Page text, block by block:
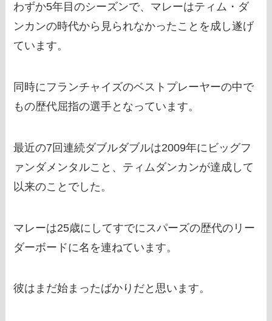
わずか5年目のシーズンで、マレーはティム・ダ
ンカンの時代から見られなかったことを成し遂げ
ています。
同時にフランチャイズのベストプレーヤーの中で
もの歴代屈指の選手となっています。
最近の7回連続ダブルダブルは2009年にビッグフ
ァンダメンタルこと、ティムダンカンが達成して
以来のことでした。
マレーは25歳にしてすでにスパーズの歴代のリー
ダーボードに名を連ねています。
彼はまだ始まったばかりだと思います。